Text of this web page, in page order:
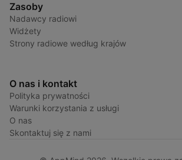
Zasoby
Nadawcy radiowi
Widżety
Strony radiowe według krajów
O nas i kontakt
Polityka prywatności
Warunki korzystania z usługi
O nas
Skontaktuj się z nami